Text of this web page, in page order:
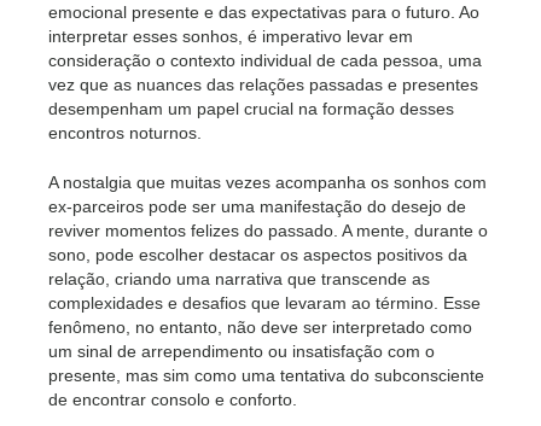
emocional presente e das expectativas para o futuro. Ao
interpretar esses sonhos, é imperativo levar em
consideração o contexto individual de cada pessoa, uma
vez que as nuances das relações passadas e presentes
desempenham um papel crucial na formação desses
encontros noturnos.
A nostalgia que muitas vezes acompanha os sonhos com
ex-parceiros pode ser uma manifestação do desejo de
reviver momentos felizes do passado. A mente, durante o
sono, pode escolher destacar os aspectos positivos da
relação, criando uma narrativa que transcende as
complexidades e desafios que levaram ao término. Esse
fenômeno, no entanto, não deve ser interpretado como
um sinal de arrependimento ou insatisfação com o
presente, mas sim como uma tentativa do subconsciente
de encontrar consolo e conforto.